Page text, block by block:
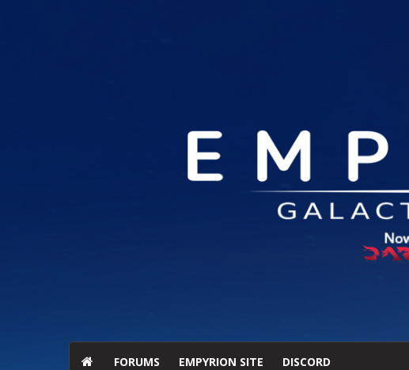
FORUMS EMPYRION SITE DISCORD